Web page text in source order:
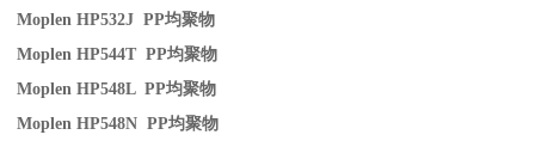
Moplen HP532J PP均聚物
Moplen HP544T PP均聚物
Moplen HP548L PP均聚物
Moplen HP548N PP均聚物